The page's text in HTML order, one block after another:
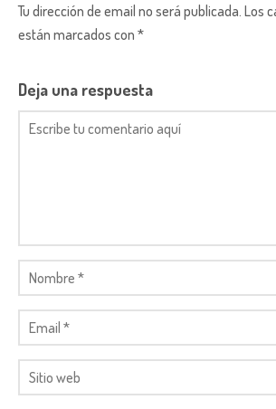
Tu dirección de email no será publicada. Los
están marcados con *
Deja una respuesta